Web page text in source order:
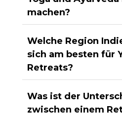
machen?
Welche Region
sich am besten für
Retreats?
Was ist der
zwischen einem